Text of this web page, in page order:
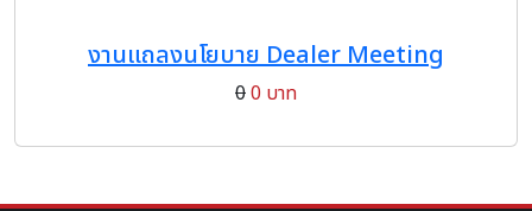
งานแถลงนโยบาย Dealer Meeting
00 บาท